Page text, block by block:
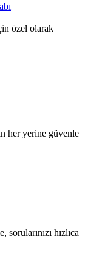
özel olarak
her yerine güvenle
hızlıca